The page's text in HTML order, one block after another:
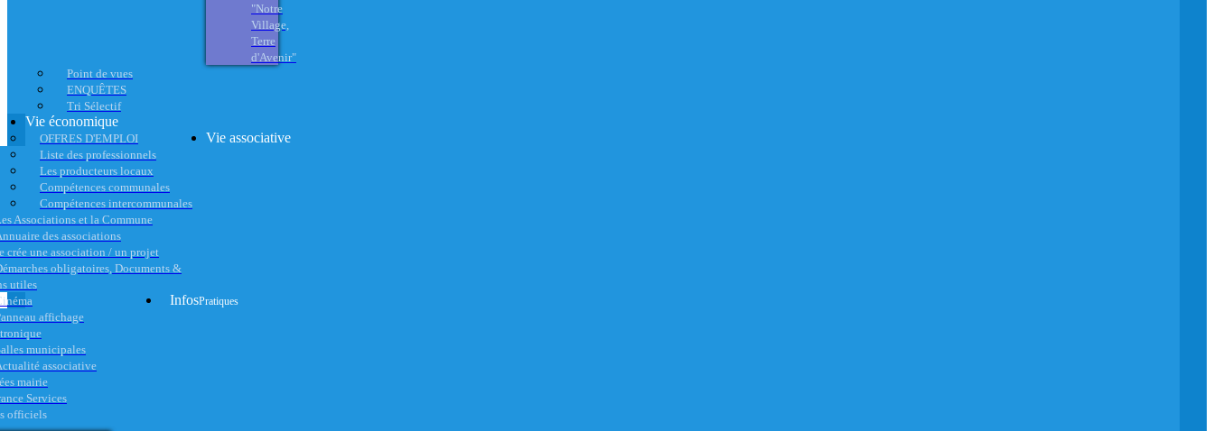
"Notre
Village,
Terre
d'Avenir"
Point de vues
ENQUÊTES
Tri Sélectif
Vie économique
OFFRES D'EMPLOI
Liste des professionnels
Les producteurs locaux
Compétences communales
Compétences intercommunales
Vie associative
Associations et la Commune
des associations
crée une association / un projet
obligatoires, Documents &
utiles
affichage
municipales
associative
InfosPratiques
mairie
Services
officiels